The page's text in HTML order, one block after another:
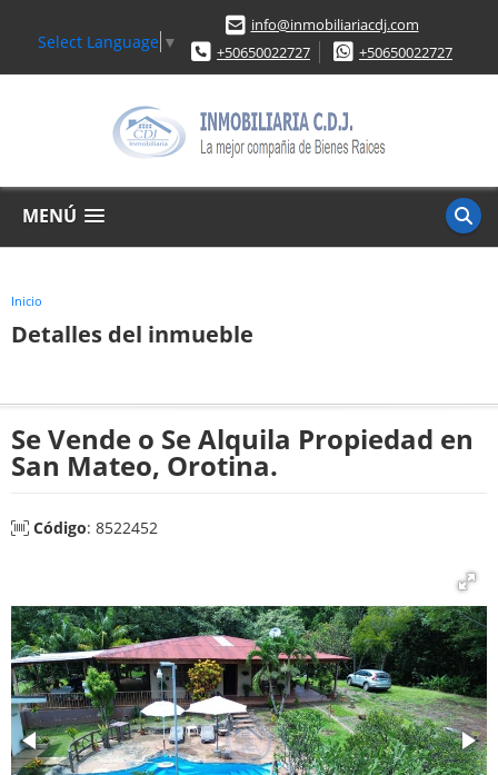
Select Language ▼
info@inmobiliariacdj.com
+50650022727
+50650022727
MENÚ
Inicio
Detalles del inmueble
Se Vende o Se Alquila Propiedad en
San Mateo, Orotina.
Código: 8522452